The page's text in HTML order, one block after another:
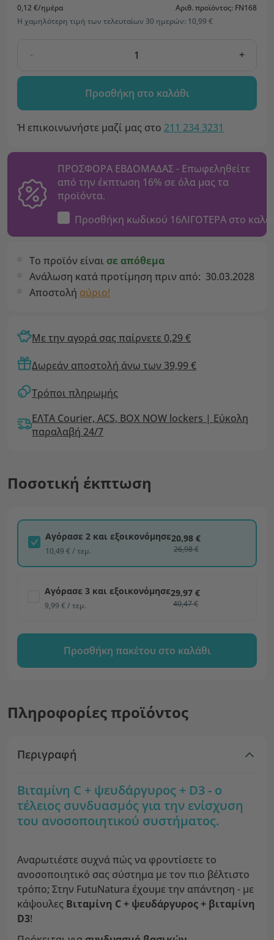
0,12 €/ημέρα
Αριθ. προϊόντος: FN168
Η χαμηλότερη τιμή των τελευταίων 30 ημερών: 10,99 €
- +
Προσθήκη στο καλάθι
Ή επικοινωνήστε μαζί μας στο 211 234 3231
ΠΡΟΣΦΟΡΑ ΕΒΔΟΜΑΔΑΣ - Επωφεληθείτε
από την έκπτωση 16% σε όλα μας τα
προϊόντα.
Προσθήκη κωδικού 16ΛΙΓΟΤΕΡΑ στο
Το προϊόν είναι σε απόθεμα
Ανάλωση κατά προτίμηση πριν από: 30.03.2028
Αποστολή αύριο!
Με την αγορά σας παίρνετε 0,29 €
Δωρεάν αποστολή άνω των 39,99 €
Τρόποι πληρωμής
ΕΛΤΑ Courier, ACS, BOX NOW lockers | Εύκολη
παραλαβή 24/7
Ποσοτική έκπτωση
Αγόρασε 2 και εξοικονόμησε
10,49 € / τεμ.
20,98 €
26,98 €
Αγόρασε 3 και εξοικονόμησε
9,99 € / τεμ.
29,97 €
40,47 €
Προσθήκη πακέτου στο καλάθι
Πληροφορίες προϊόντος
Περιγραφή
Βιταμίνη C + ψευδάργυρος + D3 - ο
τέλειος συνδυασμός για την ενίσχυση
του ανοσοποιητικού συστήματος.
Αναρωτιέστε συχνά πώς να φροντίσετε το
ανοσοποιητικό σας σύστημα με τον πιο βέλτιστο
τρόπο; Στην FutuNatura έχουμε την απάντηση - με
κάψουλες Βιταμίνη C + ψευδάργυρος + βιταμίνη
D3!